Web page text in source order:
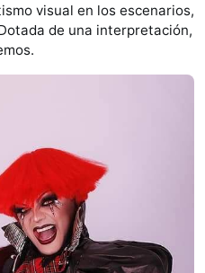
visual en los escenarios,
de una interpretación,